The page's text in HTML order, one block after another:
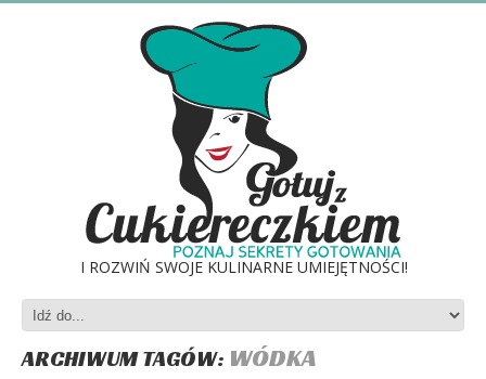
I ROZWIŃ SWOJE KULINARNE UMIEJĘTNOŚCI!
ARCHIWUM TAGÓW: WÓDKA